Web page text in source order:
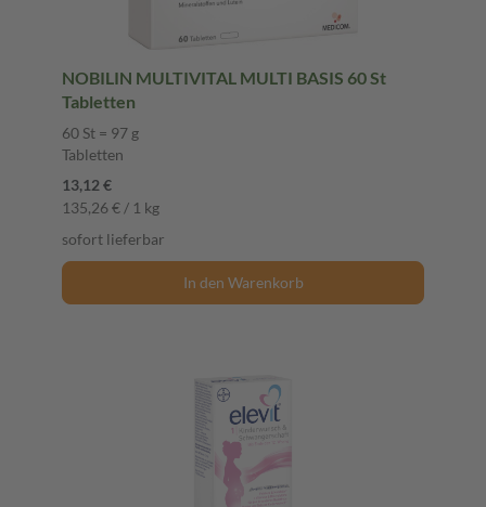
NOBILIN MULTIVITAL MULTI BASIS 60 St
Tabletten
60 St = 97 g
Tabletten
13,12 €
135,26 € / 1 kg
sofort lieferbar
In den Warenkorb